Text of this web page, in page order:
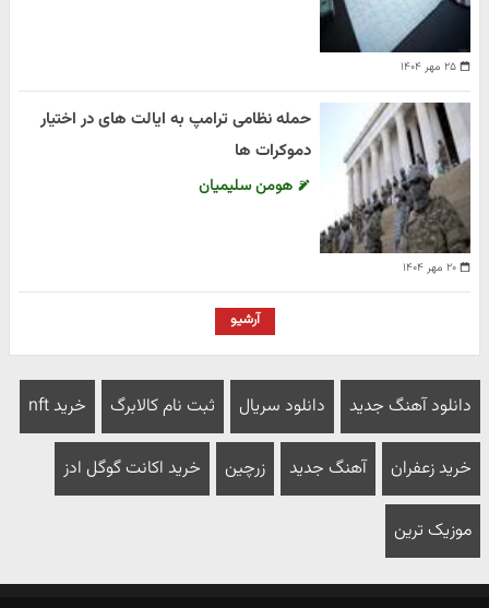
۲۵ مهر ۱۴۰۴
۲۰ مهر ۱۴۰۴
حمله نظامی ترامپ به ایالت های در اختیار
دموکرات ها
هومن سلیمیان
آرشیو
دانلود آهنگ جدید دانلود سریال ثبت نام کالابرگ خرید nft
خرید زعفران آهنگ جدید زرچین خرید اکانت گوگل ادز
موزیک ترین